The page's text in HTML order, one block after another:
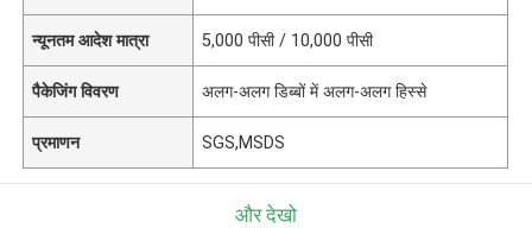
न्यूनतम आदेश मात्रा 5,000 पीसी / 10,000 पीसी
पैकेजिंग विवरण अलग-अलग डिब्बों में अलग-अलग हिस्से
प्रमाणन SGS,MSDS
और देखो